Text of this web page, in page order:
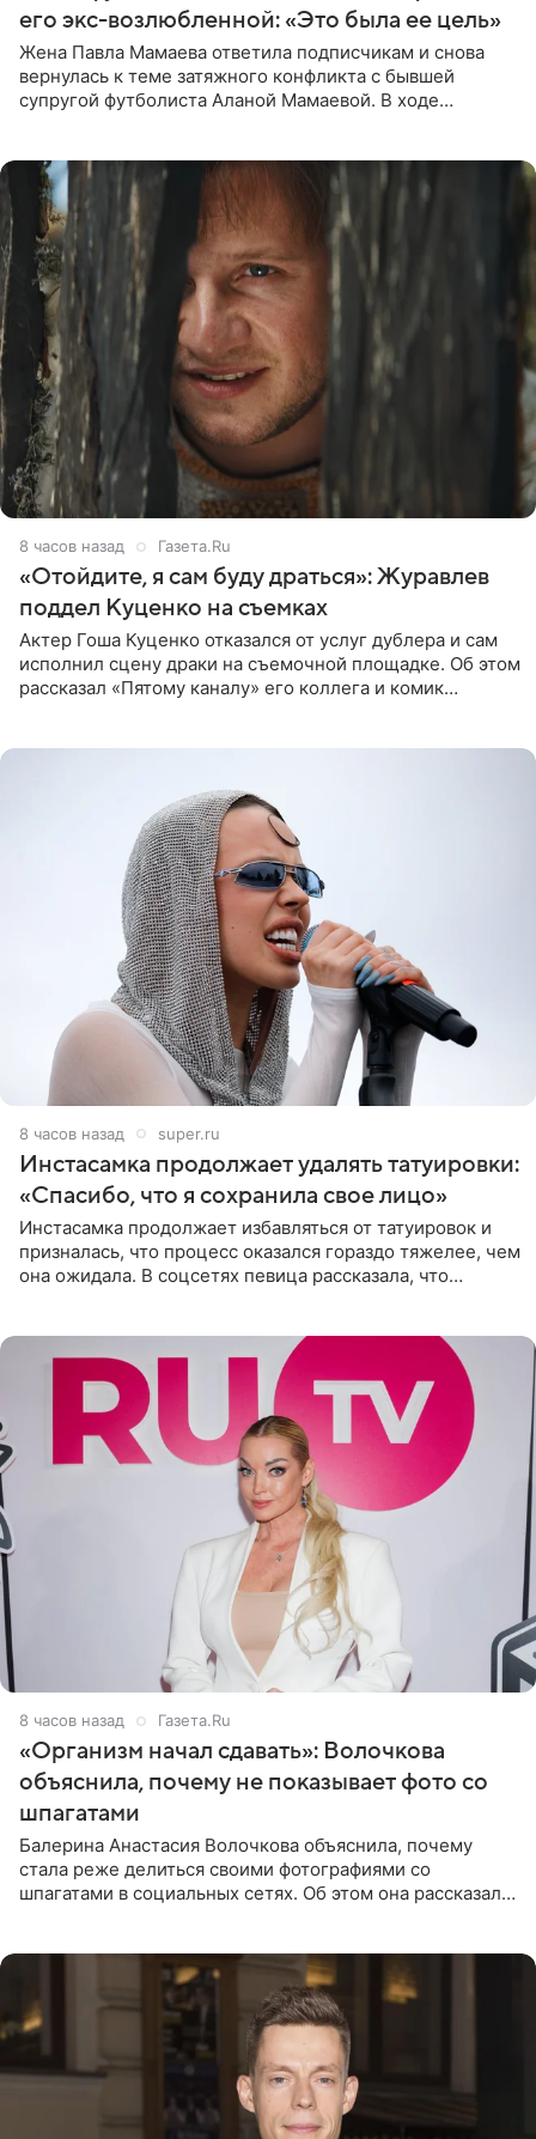
его экс-возлюбленной: «Это была ее цель»
Жена Павла Мамаева ответила подписчикам и снова
вернулась к теме затяжного конфликта с бывшей
супругой футболиста Аланой Мамаевой. В ходе
8 часов назад Газета.Ru
«Отойдите, я сам буду драться»: Журавлев
поддел Куценко на съемках
Актер Гоша Куценко отказался от услуг дублера и сам
исполнил сцену драки на съемочной площадке. Об этом
рассказал «Пятому каналу» его коллега и комик
8 часов назад super.ru
Инстасамка продолжает удалять татуировки:
«Спасибо, что я сохранила свое лицо»
Инстасамка продолжает избавляться от татуировок и
призналась, что процесс оказался гораздо тяжелее, чем
она ожидала. В соцсетях певица рассказала, что
8 часов назад Газета.Ru
«Организм начал сдавать»: Волочкова
объяснила, почему не показывает фото со
шпагатами
Балерина Анастасия Волочкова объяснила, почему
стала реже делиться своими фотографиями со
шпагатами в социальных сетях. Об этом она рассказала